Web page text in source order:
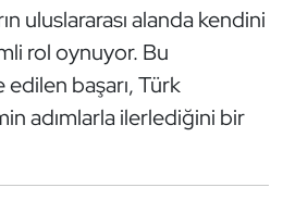
uluslararası alanda kendini
rol oynuyor. Bu
başarı, Türk
adımlarla ilerlediğini bir